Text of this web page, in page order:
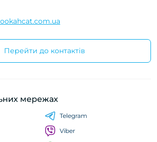
Перейти до контактів
мережах
Telegram
Viber